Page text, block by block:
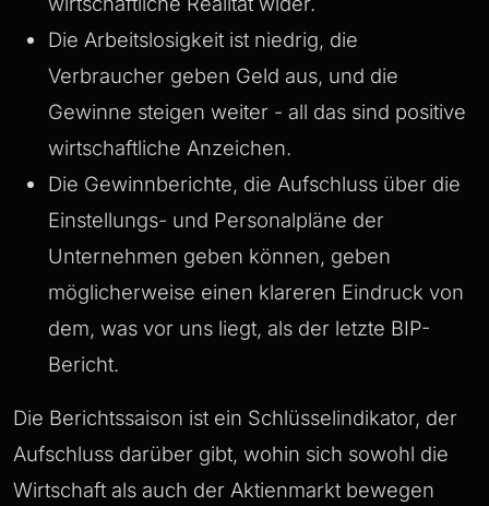
Die Arbeitslosigkeit ist niedrig, die
Verbraucher geben Geld aus, und die
Gewinne steigen weiter - all das sind positive
wirtschaftliche Anzeichen.
Die Gewinnberichte, die Aufschluss über die
Einstellungs- und Personalpläne der
Unternehmen geben können, geben
möglicherweise einen klareren Eindruck von
dem, was vor uns liegt, als der letzte BIP-
Bericht.
Die Berichtssaison ist ein Schlüsselindikator, der
Aufschluss darüber gibt, wohin sich sowohl die
Wirtschaft als auch der Aktienmarkt bewegen